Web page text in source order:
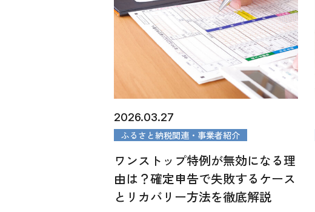
2026.03.27
ふるさと納税関連・事業者紹介
ワンストップ特例が無効になる理
由は？確定申告で失敗するケース
とリカバリー方法を徹底解説